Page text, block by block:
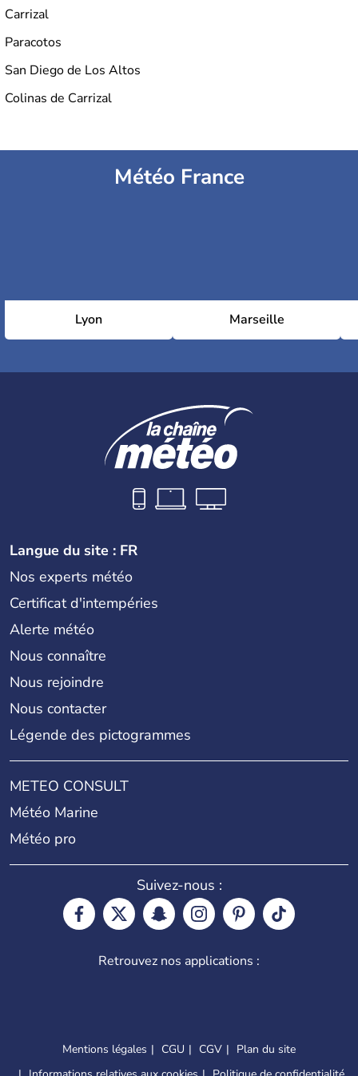
Carrizal
Paracotos
San Diego de Los Altos
Colinas de Carrizal
Météo France
Lyon Marseille
Langue du site : FR
Nos experts météo
Certificat d'intempéries
Alerte météo
Nous connaître
Nous rejoindre
Nous contacter
Légende des pictogrammes
METEO CONSULT
Météo Marine
Météo pro
Suivez-nous :
Retrouvez nos applications :
Mentions légales CGU CGV
Plan du site